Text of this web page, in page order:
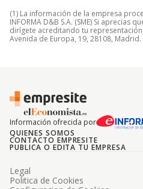
(1) La información de la empresa
INFORMA D&B S.A. (SME) Si aprecias
dirígete acreditando tu
Avenida de Europa, 19, 28108, Madrid.
Información ofrecida por
QUIENES SOMOS
CONTACTO EMPRESITE
PUBLICA O EDITA TU EMPRESA
Legal
Politica de Cookies